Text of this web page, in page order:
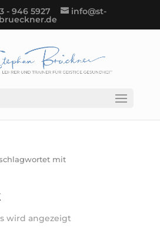
- 946 5927 info@st-
brueckner.de
mit
wird angezeigt